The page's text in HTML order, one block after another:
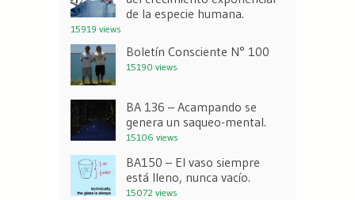
de la especie humana.
15919 views
Boletín Consciente N° 100
15190 views
BA 136 – Acampando se
genera un saqueo-mental.
15106 views
BA150 – El vaso siempre
está lleno, nunca vacío.
15072 views